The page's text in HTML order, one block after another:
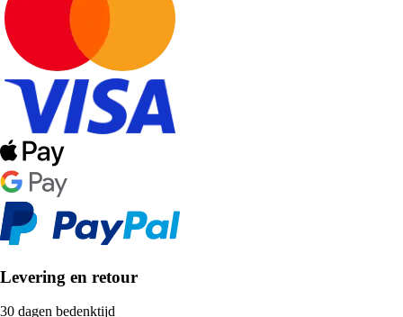
Levering en retour
30 dagen bedenktijd